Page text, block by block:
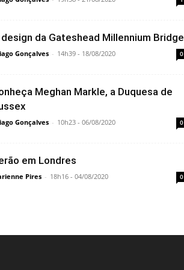
design da Gateshead Millennium Bridge
Gonçalves - 14h39 - 18/08/2020 0
Meghan Markle, a Duquesa de
Gonçalves - 10h23 - 06/08/2020 0
em Londres
Pires - 18h16 - 04/08/2020 0